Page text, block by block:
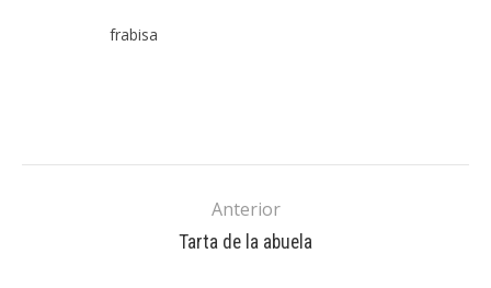
frabisa
Anterior
Tarta de la abuela